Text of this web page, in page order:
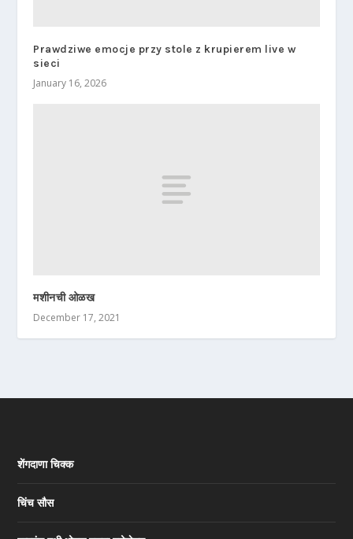
Prawdziwe emocje przy stole z krupierem live w
sieci
January 16, 2026
मशीनची ओळख
December 17, 2021
शेंगदाणा चिक्क
चिंच सौस